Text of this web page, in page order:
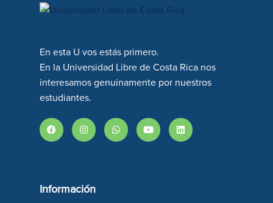
En esta U vos estás primero.
En la Universidad Libre de Costa Rica nos
interesamos genuinamente por nuestros
estudiantes.
Información